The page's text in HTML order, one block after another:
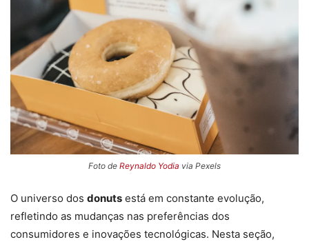
Foto de Reynaldo Yodia via Pexels
O universo dos donuts está em constante evolução,
refletindo as mudanças nas preferências dos
consumidores e inovações tecnológicas. Nesta seção,